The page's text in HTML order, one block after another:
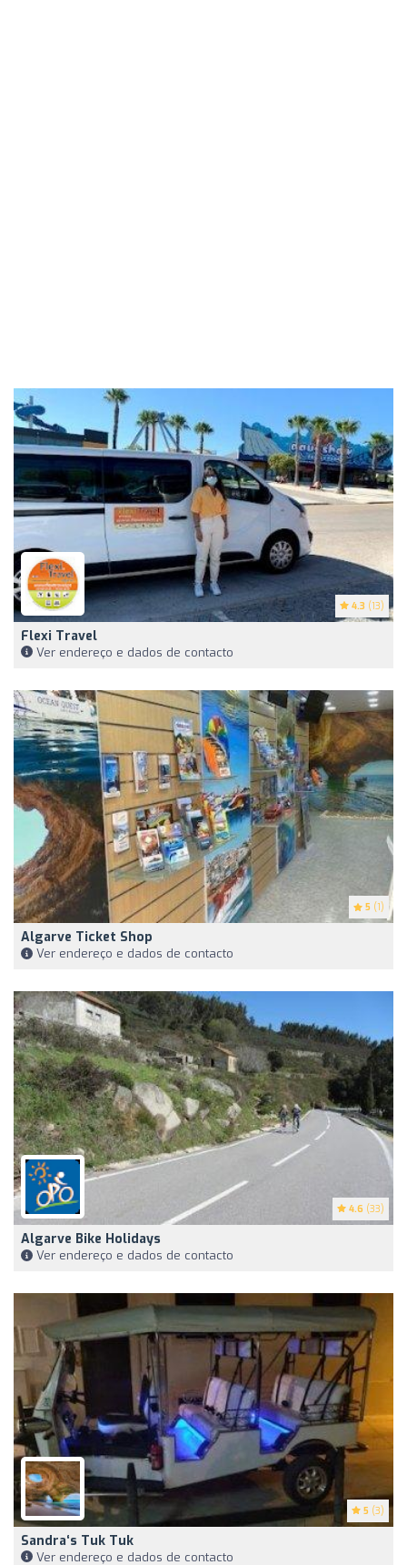
4.3 (13)
Flexi Travel
Ver endereço e dados de contacto
5 (1)
Algarve Ticket Shop
Ver endereço e dados de contacto
4.6 (33)
Algarve Bike Holidays
Ver endereço e dados de contacto
5 (3)
Sandra‘s Tuk Tuk
Ver endereço e dados de contacto